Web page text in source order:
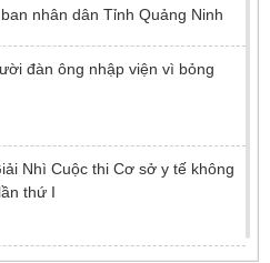
nhân dân Tỉnh Quảng Ninh
đàn ông nhập viện vì bỏng
Nhì Cuộc thi Cơ sở y tế không
thứ I